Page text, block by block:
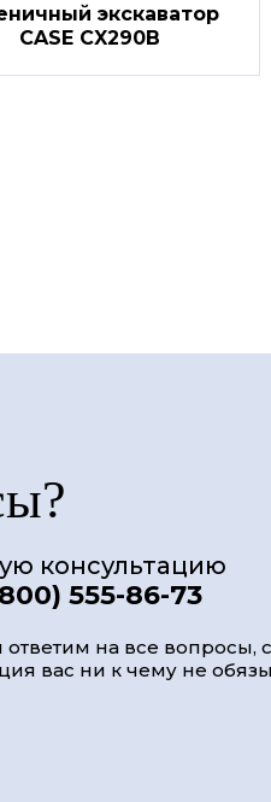
экскаватор
CASE CX290B
консультацию
555-86-73
на все вопросы,
вас ни к чему не